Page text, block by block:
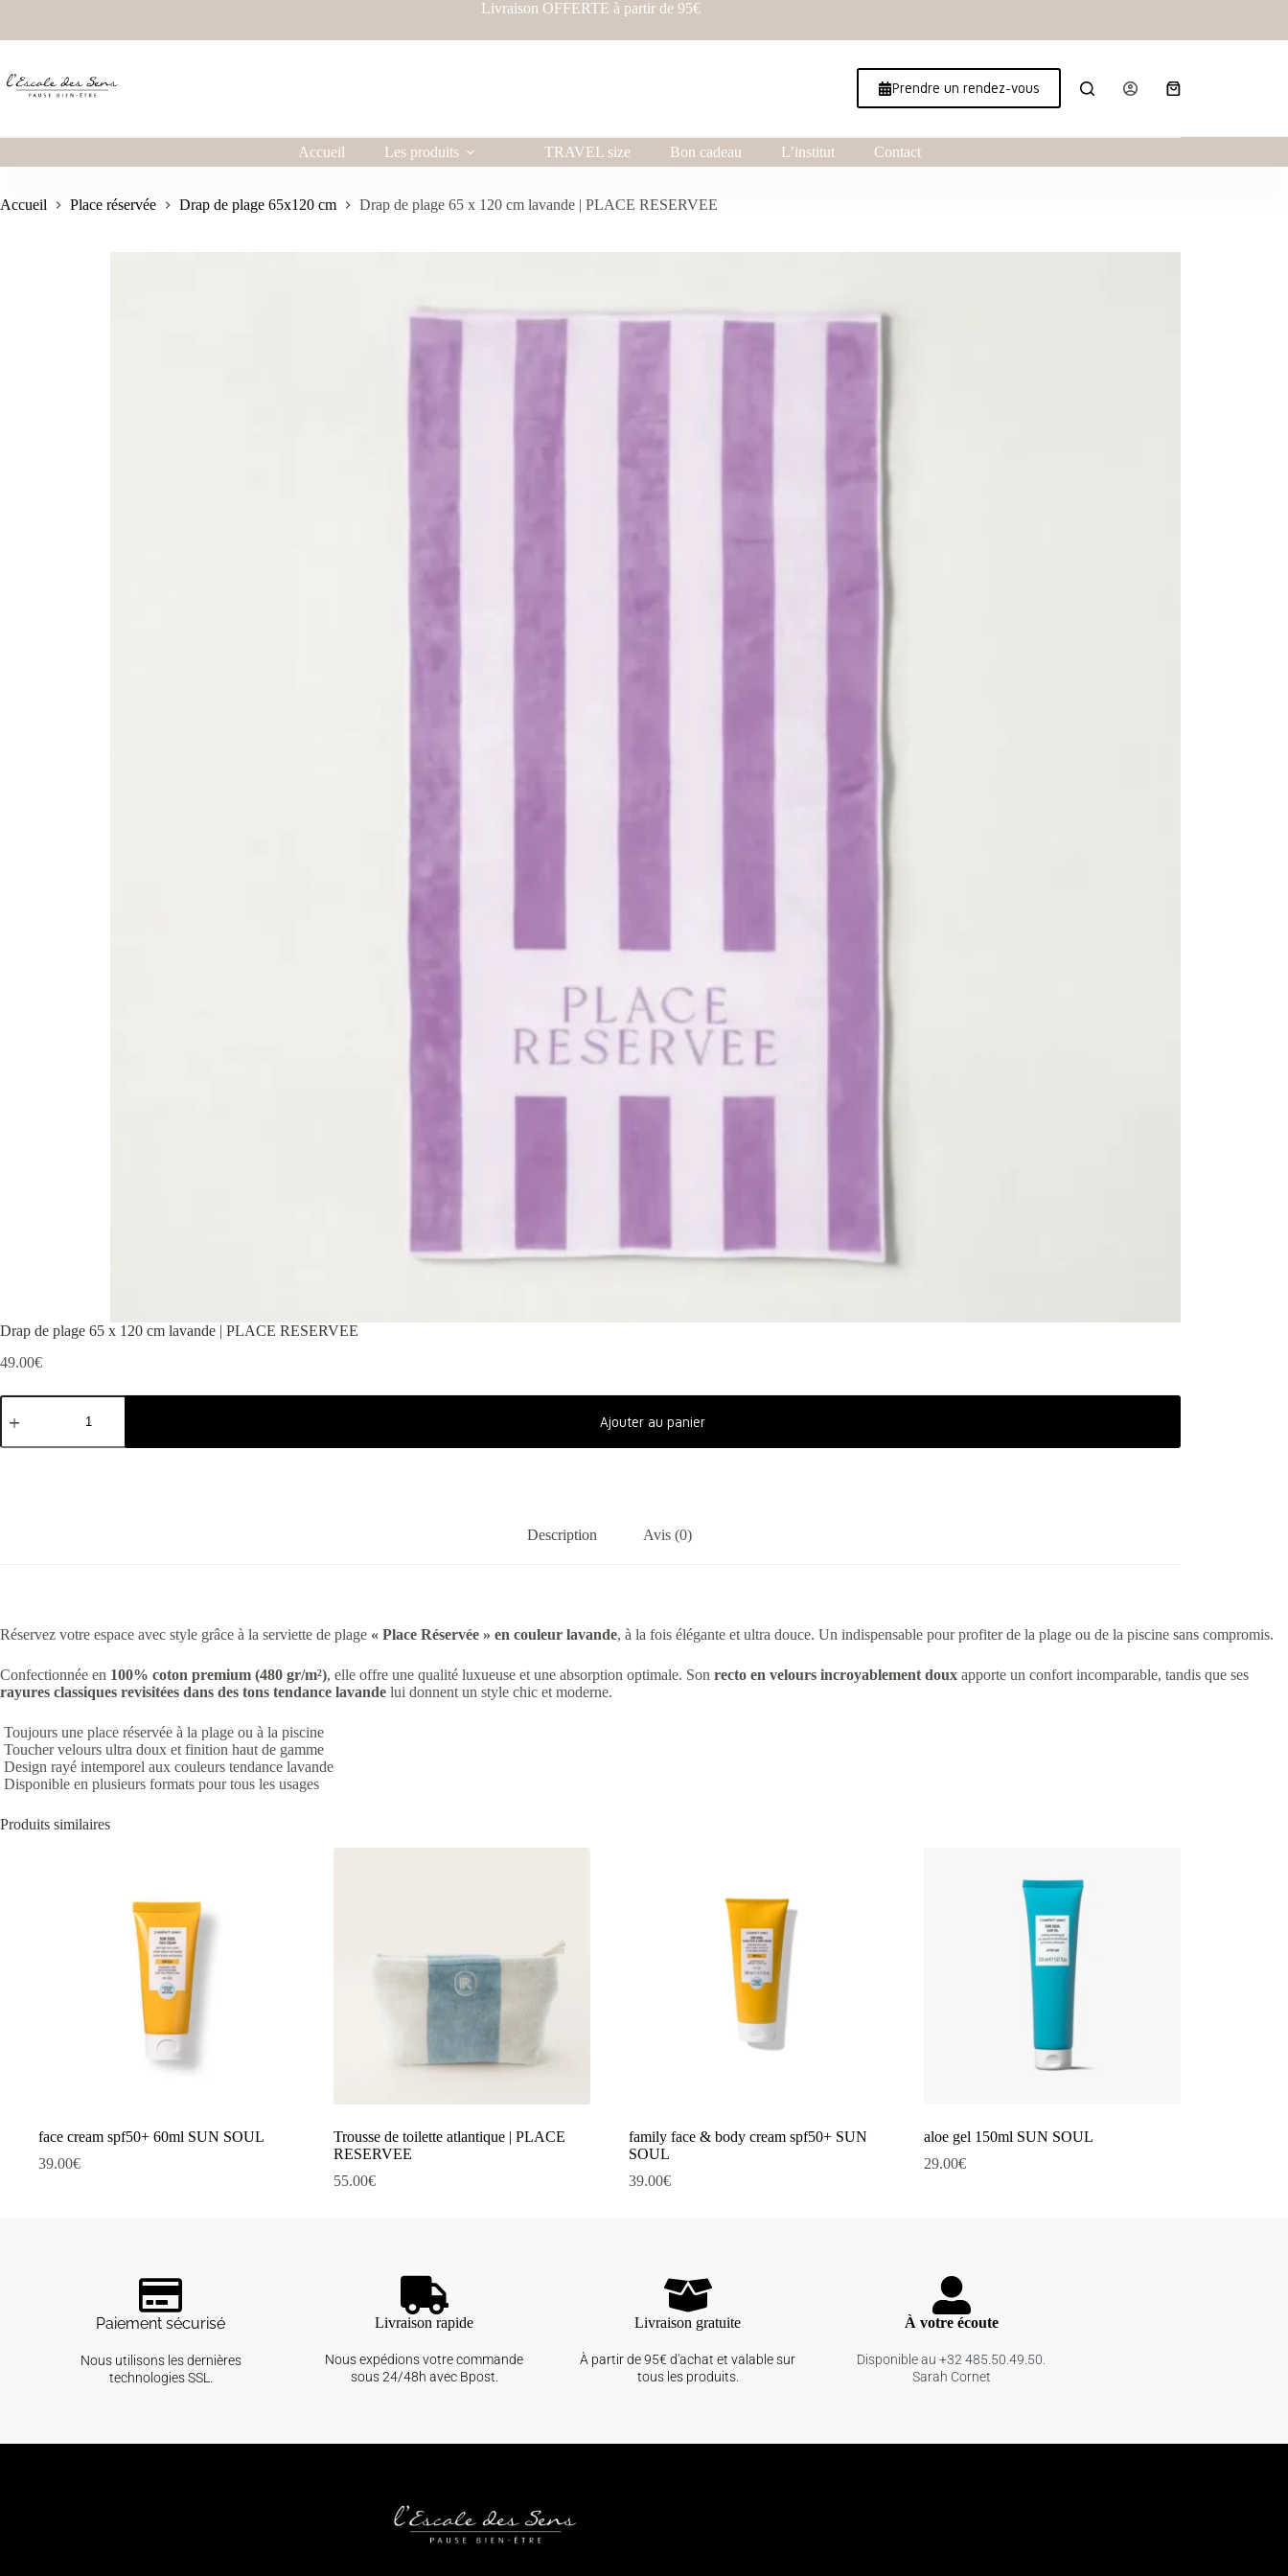
Livraison OFFERTE à partir de 95€
Prendre un rendez-vous
Accueil Les produits TRAVEL size Bon cadeau L’institut Contact
Accueil Place réservée Drap de plage 65x120 cm Drap de plage 65 x 120 cm lavande | PLACE RESERVEE
Drap de plage 65 x 120 cm lavande | PLACE RESERVEE
49.00€
Ajouter au panier
Description Avis (0)
Réservez votre espace avec style grâce à la serviette de plage « Place Réservée » en couleur lavande, à la fois élégante et ultra douce. Un indispensable pour profiter de la plage ou de la piscine sans compromis.
Confectionnée en 100% coton premium (480 gr/m²), elle offre une qualité luxueuse et une absorption optimale. Son recto en velours incroyablement doux apporte un confort incomparable, tandis que ses
rayures classiques revisitées dans des tons tendance lavande lui donnent un style chic et moderne.
Toujours une place réservée à la plage ou à la piscine
Toucher velours ultra doux et finition haut de gamme
Design rayé intemporel aux couleurs tendance lavande
Disponible en plusieurs formats pour tous les usages
Produits similaires
face cream spf50+ 60ml SUN SOUL
39.00€
Trousse de toilette atlantique | PLACE
RESERVEE
55.00€
family face & body cream spf50+ SUN
SOUL
39.00€
aloe gel 150ml SUN SOUL
29.00€
Paiement sécurisé
Nous utilisons les dernières
technologies SSL.
Livraison rapide
Nous expédions votre commande
sous 24/48h avec Bpost.
Livraison gratuite
À partir de 95€ d'achat et valable sur
tous les produits.
À votre écoute
Disponible au +32 485.50.49.50.
Sarah Cornet